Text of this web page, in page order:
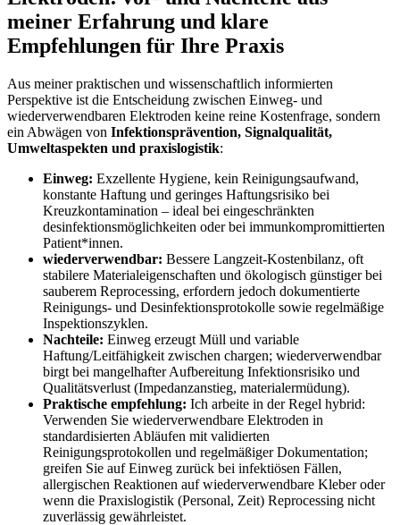
meiner ⁤Erfahrung⁤ und ⁢klare‌
Empfehlungen für Ihre‍ Praxis
Aus⁣ meiner praktischen und wissenschaftlich informierten
Perspektive ist die ​Entscheidung zwischen⁤ Einweg- und
wiederverwendbaren Elektroden keine reine Kostenfrage, sondern
⁣ein⁣ Abwägen⁤ von Infektionsprävention, Signalqualität,
Umweltaspekten ⁤und praxislogistik: ​
Einweg: Exzellente Hygiene, kein⁢ Reinigungsaufwand,
konstante Haftung und geringes Haftungsrisiko bei
Kreuzkontamination – ideal bei eingeschränkten
desinfektionsmöglichkeiten ​oder bei ⁢immunkompromittierten
Patient*innen.
wiederverwendbar: Bessere Langzeit-Kostenbilanz, ​oft
stabilere Materialeigenschaften‍ und ökologisch günstiger bei
sauberem Reprocessing, erfordern⁤ jedoch dokumentierte
Reinigungs- und Desinfektionsprotokolle sowie regelmäßige
Inspektionszyklen.
Nachteile: Einweg ⁣erzeugt Müll⁤ und variable⁢
Haftung/Leitfähigkeit zwischen chargen; wiederverwendbar
birgt bei mangelhafter⁢ Aufbereitung Infektionsrisiko und
Qualitätsverlust (Impedanzanstieg, materialermüdung).
Praktische empfehlung: Ich ​arbeite in der Regel ‍hybrid:
Verwenden Sie ⁣wiederverwendbare Elektroden ⁣in‌
standardisierten Abläufen‌ mit validierten‌
Reinigungsprotokollen und ​regelmäßiger Dokumentation;
greifen Sie auf ‍Einweg zurück‌ bei infektiösen Fällen,
allergischen‌ Reaktionen​ auf wiederverwendbare Kleber oder‌
wenn die ​Praxislogistik (Personal, Zeit) ⁤Reprocessing nicht
zuverlässig gewährleistet.